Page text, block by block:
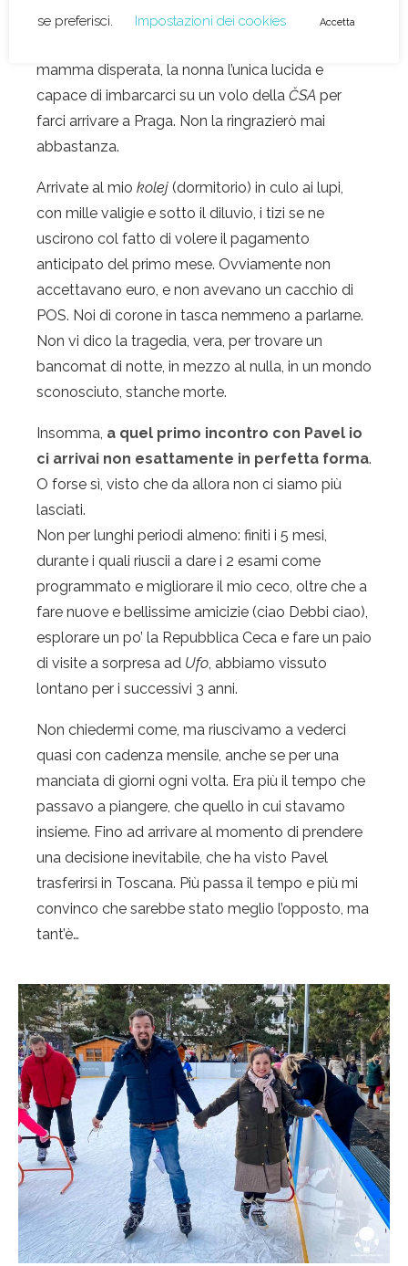
soppresso. Nessuno che sapesse dirci come e
mamma disperata, la nonna l’unica lucida e
capace di imbarcarci su un volo della ČSA per
farci arrivare a Praga. Non la ringrazierò mai
abbastanza.
Arrivate al mio kolej (dormitorio) in culo ai lupi,
con mille valigie e sotto il diluvio, i tizi se ne
uscirono col fatto di volere il pagamento
anticipato del primo mese. Ovviamente non
accettavano euro, e non avevano un cacchio di
POS. Noi di corone in tasca nemmeno a parlarne.
Non vi dico la tragedia, vera, per trovare un
bancomat di notte, in mezzo al nulla, in un mondo
sconosciuto, stanche morte.
Insomma, a quel primo incontro con Pavel io
ci arrivai non esattamente in perfetta forma.
O forse sì, visto che da allora non ci siamo più
lasciati.
Non per lunghi periodi almeno: finiti i 5 mesi,
durante i quali riuscii a dare i 2 esami come
programmato e migliorare il mio ceco, oltre che a
fare nuove e bellissime amicizie (ciao Debbi ciao),
esplorare un po’ la Repubblica Ceca e fare un paio
di visite a sorpresa ad Ufo , abbiamo vissuto
lontano per i successivi 3 anni.
Non chiedermi come, ma riuscivamo a vederci
quasi con cadenza mensile, anche se per una
manciata di giorni ogni volta. Era più il tempo che
passavo a piangere, che quello in cui stavamo
insieme. Fino ad arrivare al momento di prendere
una decisione inevitabile, che ha visto Pavel
trasferirsi in Toscana. Più passa il tempo e più mi
convinco che sarebbe stato meglio l’opposto, ma
tant’è…